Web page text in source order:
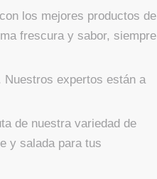
los mejores productos de
frescura y sabor, siempre
expertos están a
de nuestra variedad de
y salada para tus